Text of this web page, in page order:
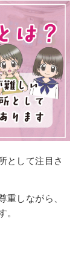
として注目さ
しながら、